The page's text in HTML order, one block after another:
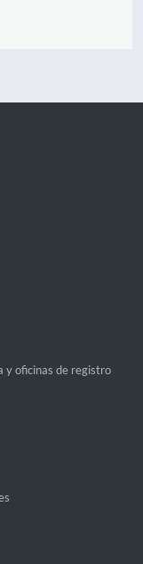
y oficinas de registro